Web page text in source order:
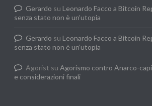
Gerardo su Leonardo Facco a Bitcoin
senza stato non è un’utopia
Gerardo su Leonardo Facco a Bitcoin
senza stato non è un’utopia
Agorist suAgorismo contro Anarco-
e considerazioni finali